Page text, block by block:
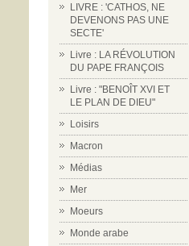
LIVRE : 'CATHOS, NE
DEVENONS PAS UNE
SECTE'
Livre : LA RÉVOLUTION
DU PAPE FRANÇOIS
Livre : "BENOÎT XVI ET
LE PLAN DE DIEU"
Loisirs
Macron
Médias
Mer
Moeurs
Monde arabe